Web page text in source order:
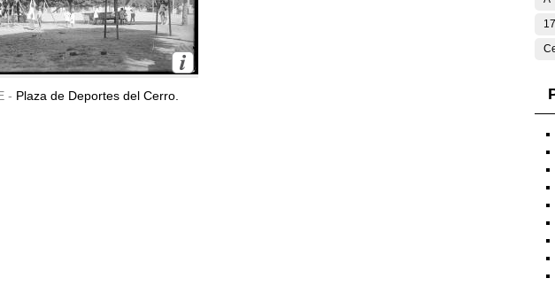
- Plaza de Deportes del Cerro.
17